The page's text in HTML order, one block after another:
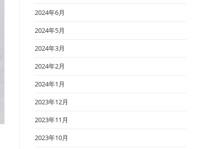
2024年6月
2024年5月
2024年3月
2024年2月
2024年1月
2023年12月
2023年11月
2023年10月